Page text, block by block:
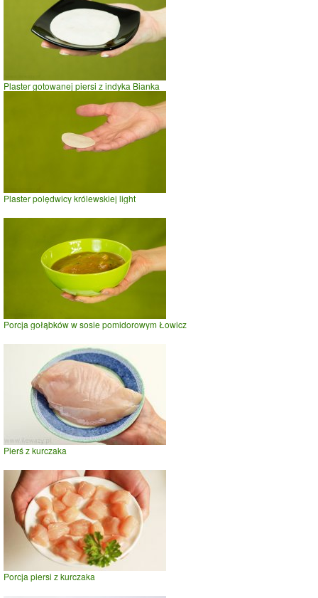
Plaster gotowanej piersi z indyka Bianka
Plaster polędwicy królewskiej light
Porcja gołąbków w sosie pomidorowym Łowicz
Pierś z kurczaka
Porcja piersi z kurczaka